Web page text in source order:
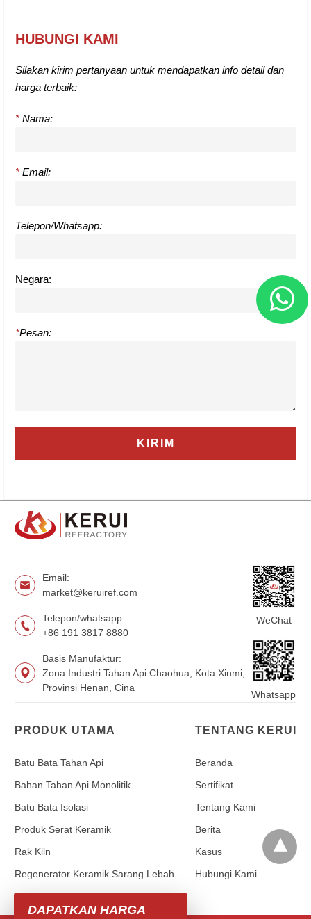
HUBUNGI KAMI
Silakan kirim pertanyaan untuk mendapatkan info detail dan
harga terbaik:
* Nama:
* Email:
Telepon/Whatsapp:
Negara:
*Pesan:
Email:
market@keruiref.com
Telepon/whatsapp:
+86 191 3817 8880
Basis Manufaktur:
Zona Industri Tahan Api Chaohua, Kota Xinmi,
Provinsi Henan, Cina
WeChat
Whatsapp
PRODUK UTAMA
Batu Bata Tahan Api
Bahan Tahan Api Monolitik
Batu Bata Isolasi
Produk Serat Keramik
Rak Kiln
Regenerator Keramik Sarang Lebah
TENTANG KERUI
Beranda
Sertifikat
Tentang Kami
Berita
Kasus
Hubungi Kami
DAPATKAN HARGA